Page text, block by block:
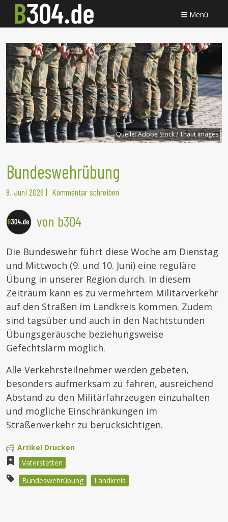
Menü
Quelle:Adobe Stock / Thaut Images
Bundeswehrübung
8. Juni 2026 | Kommentar schreiben
von b304
Die Bundeswehr führt diese Woche am Dienstag
und Mittwoch (9. und 10. Juni) eine reguläre
Übung in unserer Region durch. In diesem
Zeitraum kann es zu vermehrtem Militärverkehr
auf den Straßen im Landkreis kommen. Zudem
sind tagsüber und auch in den Nachtstunden
Übungsgeräusche beziehungsweise
Gefechtslärm möglich.
Alle Verkehrsteilnehmer werden gebeten,
besonders aufmerksam zu fahren, ausreichend
Abstand zu den Militärfahrzeugen einzuhalten
und mögliche Einschränkungen im
Straßenverkehr zu berücksichtigen.
Artikel Drucken
Vaterstetten
Bundeswehrübung
Landkreis